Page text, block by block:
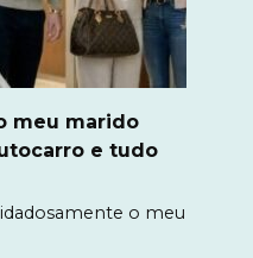
meu marido
e tudo
o meu